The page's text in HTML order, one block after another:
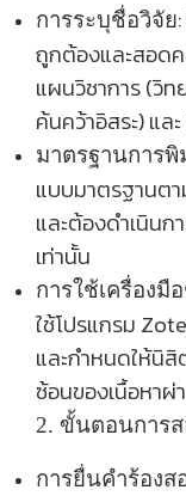
การระบุชื่อวิจัย:
ถูกต้องและสอด
แผนวิชาการ (วิ
ค้นคว้าอิสระ) แ
มาตรฐานการพิ
แบบมาตรฐานต
และต้องดำเนินก
เท่านั้น
การใช้เครื่องมื
ใช้โปรแกรม
และกำหนดให้นิ
ซ้อนของเนื้อหา
2. ขั้นตอนการ
การยื่นคำร้องส